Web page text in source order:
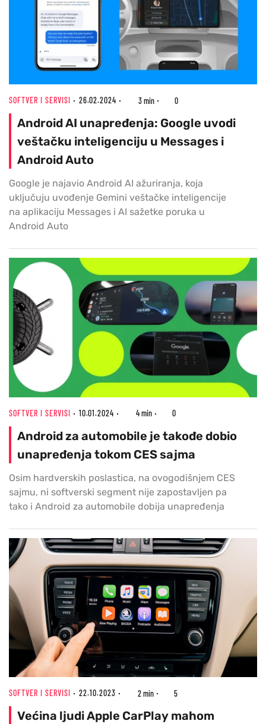
SOFTVER I SERVISI 26.02.2024 3 min 0
Android AI unapređenja: Google uvodi
veštačku inteligenciju u Messages i
Android Auto
Google je najavio Android AI ažuriranja, koja
uključuju uvođenje Gemini veštačke inteligencije
na aplikaciju Messages i AI sažetke poruka u
Android Auto
SOFTVER I SERVISI 10.01.2024 4 min 0
Android za automobile je takođe dobio
unapređenja tokom CES sajma
Osim hardverskih poslastica, na ovogodišnjem CES
sajmu, ni softverski segment nije zapostavljen pa
tako i Android za automobile dobija unapređenja
SOFTVER I SERVISI 22.10.2023 2 min 5
Većina ljudi Apple CarPlay mahom